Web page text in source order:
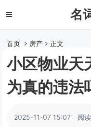
名
首页 房产 正文
小区物业天
为真的违法
2025-11-07 15:07 阅